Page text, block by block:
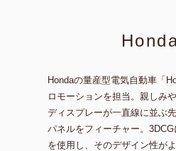
Hondaの量産型電気⾃動⾞「
ロモーションを担当。親しみ
ディスプレーが⼀直線に並ぶ
パネルをフィーチャー。
を使⽤し、そのデザイン性が